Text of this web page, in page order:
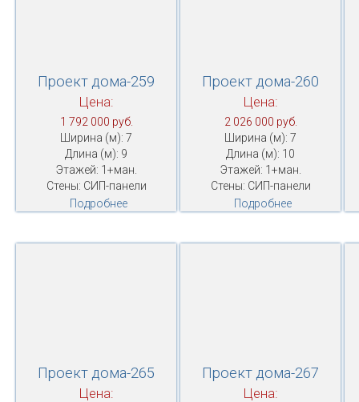
Проект дома-259
Цена:
1 792 000 руб.
Ширина (м): 7
Длина (м): 9
Этажей: 1+ман.
Стены: СИП-панели
Подробнее
Проект дома-260
Цена:
2 026 000 руб.
Ширина (м): 7
Длина (м): 10
Этажей: 1+ман.
Стены: СИП-панели
Подробнее
Проект дома-265
Цена:
Проект дома-267
Цена: